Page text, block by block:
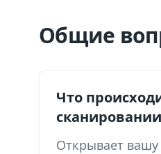
Общие
Что
Открывает